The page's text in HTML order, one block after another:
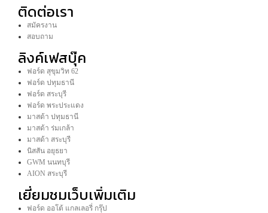
ติดต่อเรา
สมัครงาน
สอบถาม
ลิงค์เฟสบุ๊ค
ฟอร์ด สุขุมวิท 62
ฟอร์ด ปทุมธานี
ฟอร์ด สระบุรี
ฟอร์ด พระประแดง
มาสด้า ปทุมธานี
มาสด้า ร่มเกล้า
มาสด้า สระบุรี
นิสสัน อยุธยา
GWM นนทบุรี
AION สระบุรี
เยี่ยมชมเว็บเพิ่มเติม
ฟอร์ด ออโต้ แกลเลอรี่ กรุ๊ป